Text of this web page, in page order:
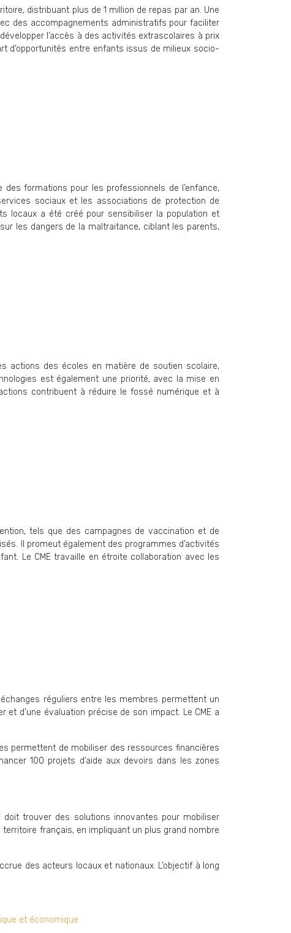
distribuant plus de 1 million de repas par an. Une
des accompagnements administratifs pour faciliter
l’accès à des activités extrascolaires à prix
d’opportunités entre enfants issus de milieux socio-
formations pour les professionnels de l’enfance,
sociaux et les associations de protection de
locaux a été créé pour sensibiliser la population et
les dangers de la maltraitance, ciblant les parents,
actions des écoles en matière de soutien scolaire,
est également une priorité, avec la mise en
contribuent à réduire le fossé numérique et à
tels que des campagnes de vaccination et de
Il promeut également des programmes d’activités
Le CME travaille en étroite collaboration avec les
réguliers entre les membres permettent un
d’une évaluation précise de son impact. Le CME a
permettent de mobiliser des ressources financières
100 projets d’aide aux devoirs dans les zones
trouver des solutions innovantes pour mobiliser
français, en impliquant un plus grand nombre
des acteurs locaux et nationaux. L’objectif à long
et économique